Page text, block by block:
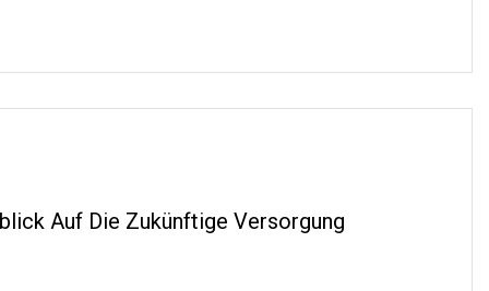
Auf Die Zukünftige Versorgung